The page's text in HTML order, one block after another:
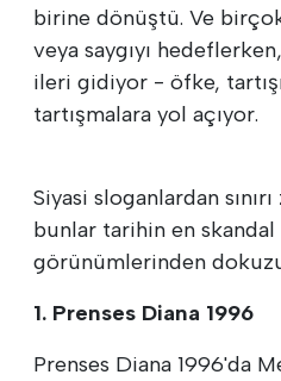
birine dönüştü. Ve
veya saygıyı
ileri gidiyor - öfke,
tartışmalara yol açıyor.
Siyasi sloganlardan
bunlar tarihin en
görünümlerinden
1. Prenses Diana 1996
Prenses Diana 1996'da